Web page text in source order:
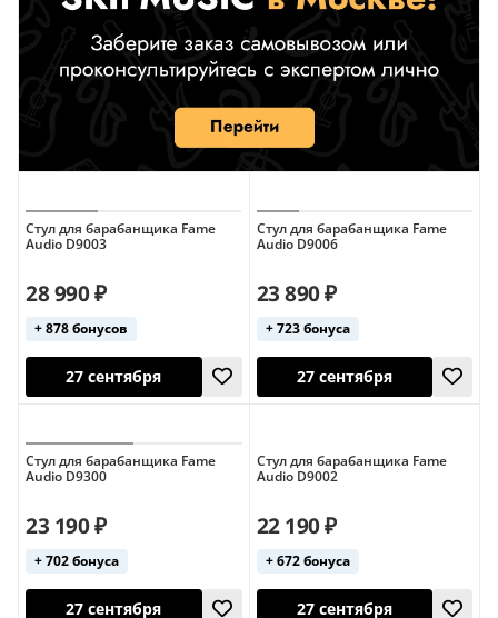
Стул для барабанщика Fame
Audio D9003
28 990 ₽
+ 878 бонусов
27 сентября
Стул для барабанщика Fame
Audio D9006
23 890 ₽
+ 723 бонуса
27 сентября
Стул для барабанщика Fame
Audio D9300
23 190 ₽
+ 702 бонуса
Стул для барабанщика Fame
Audio D9002
22 190 ₽
+ 672 бонуса